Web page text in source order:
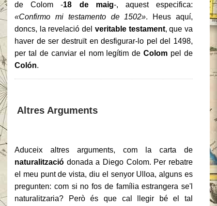
de Colom -18 de maig-, aquest especifica:
«Confirmo mi testamento de 1502». Heus aquí,
doncs, la revelació del veritable testament, que va
haver de ser destruït en desfigurar-lo pel del 1498,
per tal de canviar el nom legítim deColom pel de
Colón.
Altres Arguments
Aduceix altres arguments, com la carta de
naturalització donada a Diego Colom. Per rebatre
el meu punt de vista, diu el senyor Ulloa, alguns es
pregunten: com si no fos de família estrangera se'l
naturalitzaria? Però és que cal llegir bé el tal